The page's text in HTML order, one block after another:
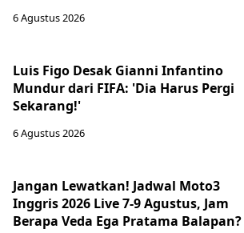
6 Agustus 2026
Luis Figo Desak Gianni Infantino
Mundur dari FIFA: 'Dia Harus Pergi
Sekarang!'
6 Agustus 2026
Jangan Lewatkan! Jadwal Moto3
Inggris 2026 Live 7-9 Agustus, Jam
Berapa Veda Ega Pratama Balapan?